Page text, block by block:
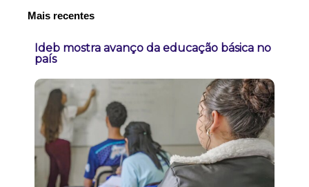
Mais recentes
Ideb mostra avanço da educação básica no
país